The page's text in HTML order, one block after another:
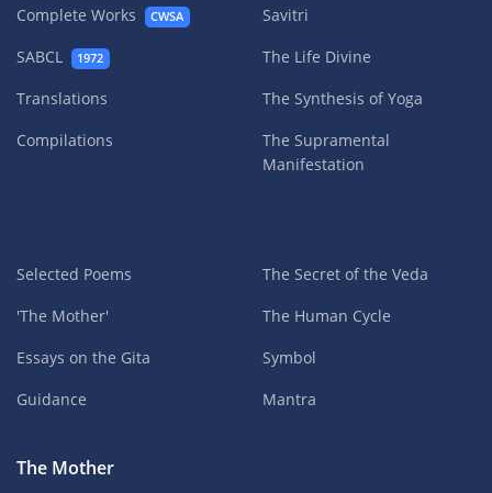
Complete Works CWSA
SABCL 1972
Translations
Compilations
Savitri
The Life Divine
The Synthesis of Yoga
The Supramental
Manifestation
Selected Poems
'The Mother'
Essays on the Gita
Guidance
The Secret of the Veda
The Human Cycle
Symbol
Mantra
The Mother